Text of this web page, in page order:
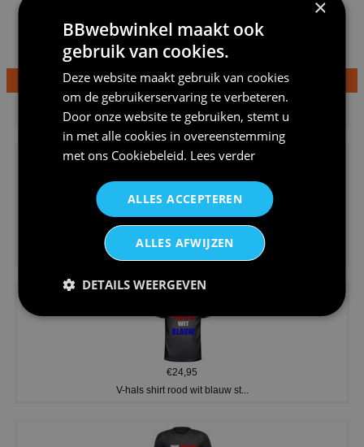
€24,95
Dames v hals t-shirt prinses v...
Koningsdag shirt heren v-hals ...
€24,95
V-hals shirt rood wit blauw st...
×
BBwebwinkel maakt ook
gebruik van cookies.
Deze website maakt gebruik van cookies
om de gebruikerservaring te verbeteren.
Door onze website te gebruiken, stemt u
in met alle cookies in overeenstemming
met ons Cookiebeleid. Lees verder
ALLES ACCEPTEREN
ALLES AFWIJZEN
DETAILS WEERGEVEN